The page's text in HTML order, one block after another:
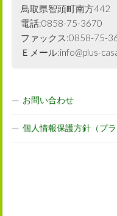
鳥取県智頭町南方442
電話:0858-75-3670
ファックス:0858-75-
Ｅメール:info@plus-
お問い合わせ
個人情報保護方針（プ